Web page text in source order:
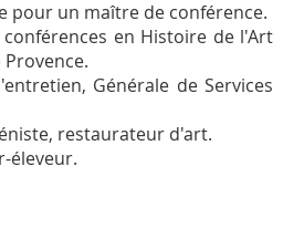
pour un maître de conférence.
en Histoire de l'Art
Générale de Services
restaurateur d'art.
éleveur.